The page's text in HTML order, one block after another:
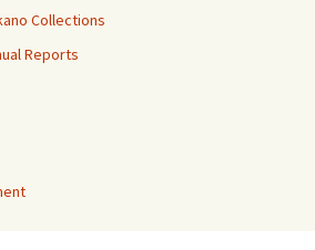
Collections
Reports